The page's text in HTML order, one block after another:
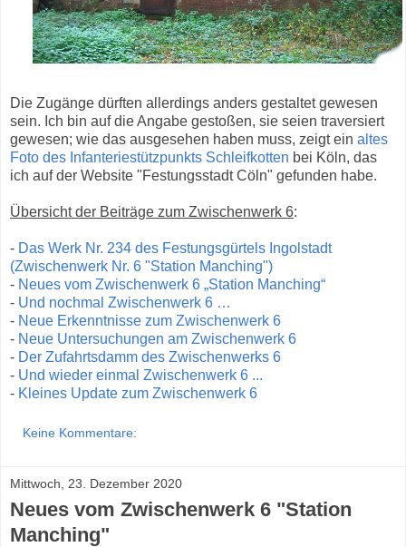
Die Zugänge dürften allerdings anders gestaltet gewesen
sein. Ich bin auf die Angabe gestoßen, sie seien traversiert
gewesen; wie das ausgesehen haben muss, zeigt ein altes
Foto des Infanteriestützpunkts Schleifkotten bei Köln, das
ich auf der Website "Festungsstadt Cöln" gefunden habe.
Übersicht der Beiträge zum Zwischenwerk 6:
- Das Werk Nr. 234 des Festungsgürtels Ingolstadt
(Zwischenwerk Nr. 6 "Station Manching")
- Neues vom Zwischenwerk 6 „Station Manching“
- Und nochmal Zwischenwerk 6 …
- Neue Erkenntnisse zum Zwischenwerk 6
- Neue Untersuchungen am Zwischenwerk 6
- Der Zufahrtsdamm des Zwischenwerks 6
- Und wieder einmal Zwischenwerk 6 ...
- Kleines Update zum Zwischenwerk 6
Keine Kommentare:
Mittwoch, 23. Dezember 2020
Neues vom Zwischenwerk 6 "Station
Manching"